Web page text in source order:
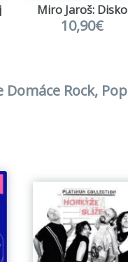
Miro Jaroš: Disko
10,90€
Rock, Pop